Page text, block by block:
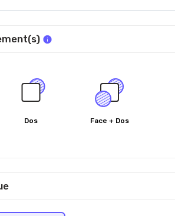
Dos Face + Dos